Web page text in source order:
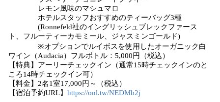
レモン風味のマシュマロ
ホテルスタッフおすすめのティーバッグ3種
(Ronnefeld社のイングリッシュブレックファース
ト、フルーティーカモミール、ジャスミンゴールド)
※オプションでルイボスを使用したオーガニック白
ワイン（Audacia）フルボトル：5,000円（税込）
【特典】アーリーチェックイン（通常15時チェックインのと
ころ14時チェックイン可）
【料金】2名1室17,000円～（税込）
【宿泊予約URL】 https://onl.tw/NEDMb2j